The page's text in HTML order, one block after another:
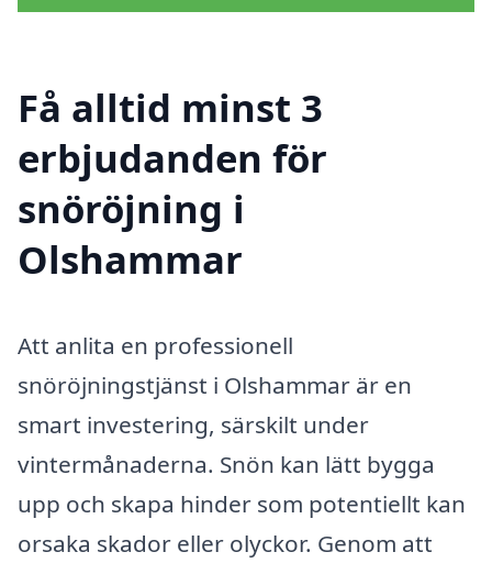
Få alltid minst 3
erbjudanden för
snöröjning i
Olshammar
Att anlita en professionell
snöröjningstjänst i Olshammar är en
smart investering, särskilt under
vintermånaderna. Snön kan lätt bygga
upp och skapa hinder som potentiellt kan
orsaka skador eller olyckor. Genom att